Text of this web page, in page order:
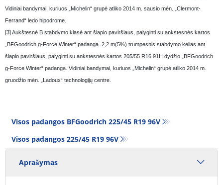
Vidiniai bandymai, kuriuos „Michelin“ grupė atliko 2014 m. sausio mėn. „Clermont-
Ferrand“ ledo hipodrome.
[3] Aukštesnė B stabdymo klasė ant šlapio paviršiaus, palyginti su ankstesnės kartos
„BFGoodrich g-Force Winter“ padanga. 2,2 m(5%) trumpesnis stabdymo kelias ant
šlapio paviršiaus, palyginti su ankstesnės kartos 205/55 R16 91H dydžio „BFGoodrich
g-Force Winter“ padanga. Vidiniai bandymai, kuriuos „Michelin“ grupė atliko 2014 m.
gruodžio mėn. „Ladoux“ technologijų centre.
Visos padangos BFGoodrich 225/45 R19 96V
Visos padangos‎ 225/45 R19 96V
Aprašymas